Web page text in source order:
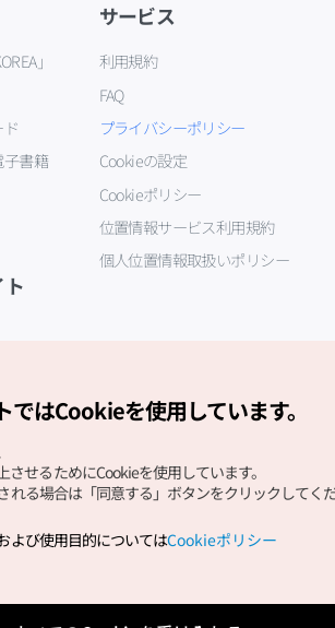
」
書籍
サービス
利用規約
FAQ
プライバシーポリシー
Cookieの設定
Cookieポリシー
位置情報サービス利用規約
個人位置情報取扱いポリシー
Tourism Organization All Rights
公式メール
ではCookieを使用しています。
させるためにCookieを使用しています。
れる場合は「同意する」ボタンをクリックしてく
よび使用目的についてはCookieポリシー